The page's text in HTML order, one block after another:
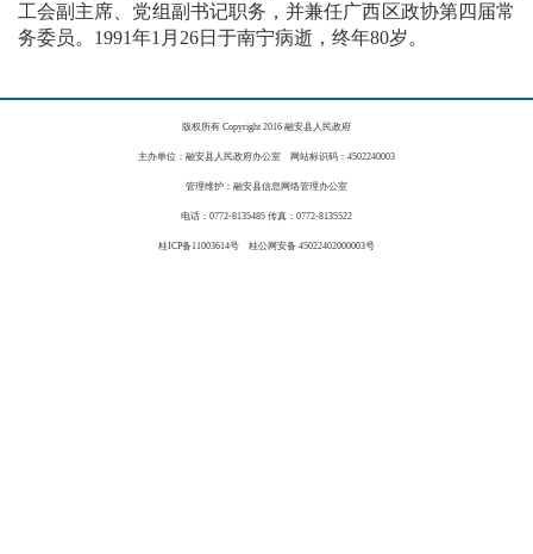
工会副主席、党组副书记职务，并兼任广西区政协第四届常
务委员。1991年1月26日于南宁病逝，终年80岁。
版权所有 Copyright 2016 融安县人民政府
主办单位：融安县人民政府办公室 网站标识码：4502240003
管理维护：融安县信息网络管理办公室
电话：0772-8135485 传真：0772-8135522
桂ICP备11003614号 桂公网安备 45022402000003号